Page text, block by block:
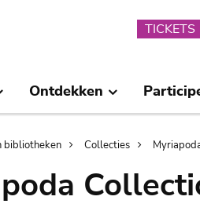
TICKETS
Ontdekken
bibliotheken Collecties